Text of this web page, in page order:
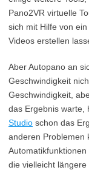
Pano2VR virtuelle
sich mit Hilfe von
Videos erstellen
Aber Autopano an
Geschwindigkeit
Geschwindigkeit,
das Ergebnis warte,
Studio schon das
anderen Problemen
die vielleicht